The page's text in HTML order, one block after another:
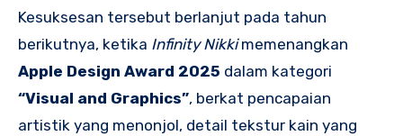
Kesuksesan tersebut berlanjut pada tahun
berikutnya, ketika Infinity Nikkimemenangkan
Apple Design Award 2025 dalam kategori
“Visual and Graphics”, berkat pencapaian
artistik yang menonjol, detail tekstur kain yang